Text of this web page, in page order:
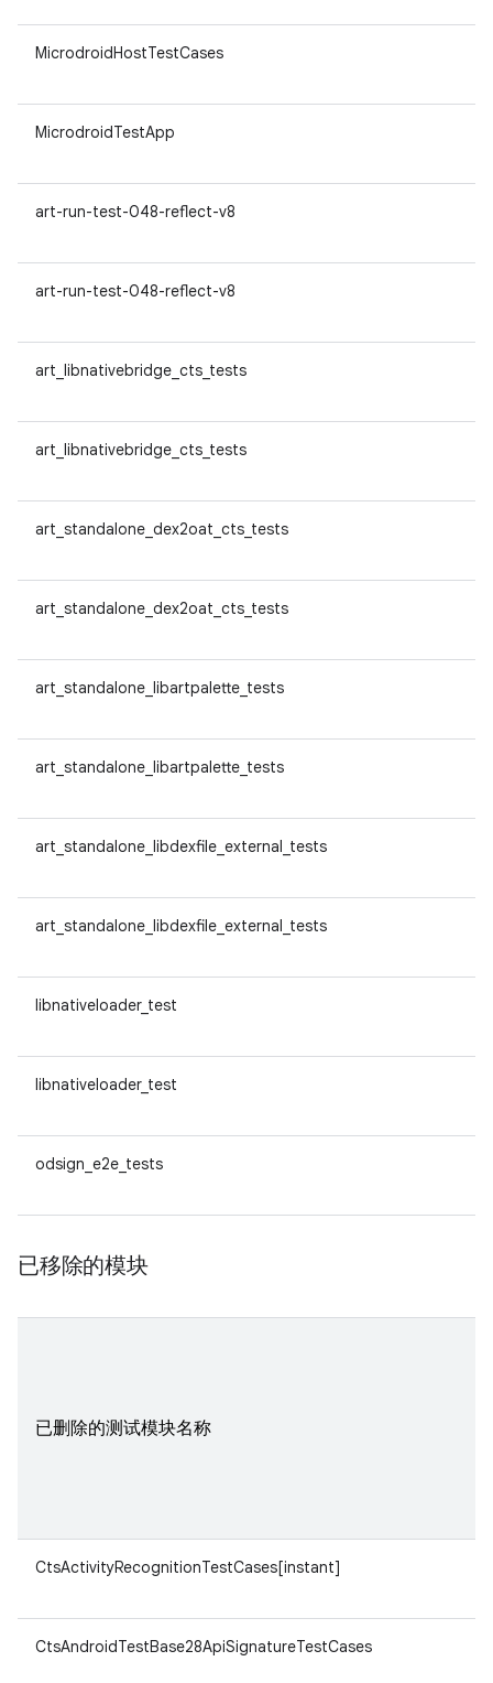
MicrodroidHostTestCases
MicrodroidTestApp
art-run-test-048-reflect-v8
art-run-test-048-reflect-v8
art_libnativebridge_cts_tests
art_libnativebridge_cts_tests
art_standalone_dex2oat_cts_tests
art_standalone_dex2oat_cts_tests
art_standalone_libartpalette_tests
art_standalone_libartpalette_tests
art_standalone_libdexfile_external_tests
art_standalone_libdexfile_external_tests
libnativeloader_test
libnativeloader_test
odsign_e2e_tests
已移除的模块
已删除的测试模块名称
CtsActivityRecognitionTestCases[instant]
CtsAndroidTestBase28ApiSignatureTestCases